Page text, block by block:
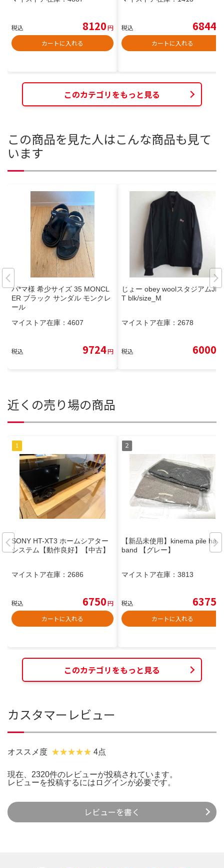
税込 8120円
カートに入れる
税込 6844
カートに入れる
このカテゴリをもっと見る
この商品を見た人はこんな商品も見て
います
パ*マ様 希少サイズ 35 MONCL
ER ブラック サンダル モンクレ
ール
マイストア在庫： 4607
税込 9724円
じょー obey woolスタジアムJK
T blk/size_M
マイストア在庫： 2678
税込 6000
近くの売り場の商品
SONY HT-XT3 ホームシアター
システム【動作良好】【中古】
マイストア在庫： 2686
税込 6750円
カートに入れる
【新品未使用】kinema pile hair
band 【グレー】
マイストア在庫： 3813
税込 6375
カートに入れる
このカテゴリをもっと見る
カスタマーレビュー
オススメ度 4点
現在、2320件のレビューが投稿されています。
レビューを投稿するには ログインが必要です。
レビューを書く